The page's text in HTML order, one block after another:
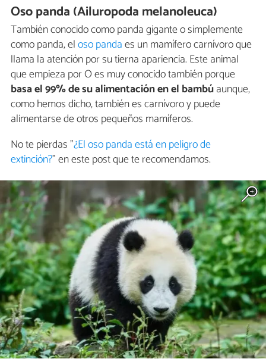
Oso panda (Ailuropoda melanoleuca)
También conocido como panda gigante o simplemente
como panda, eloso pandaes un mamífero carnívoro que
llama la atención por su tierna apariencia. Este animal
que empieza por O es muy conocido también porque
basa el99% de su alimentación en el bambúaunque,
como hemos dicho, también es carnívoro y puede
alimentarse de otros pequeños mamíferos.
No te pierdas "¿El oso panda está en peligro de
extinción?" en este post que te recomendamos.